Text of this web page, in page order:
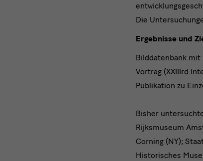
Die
Ergebnisse und
Bilddatenbank
Vortrag (XXIIIrd
Publikation zu
Bisher
Rijksmuseum
Corning (NY);
Historisches